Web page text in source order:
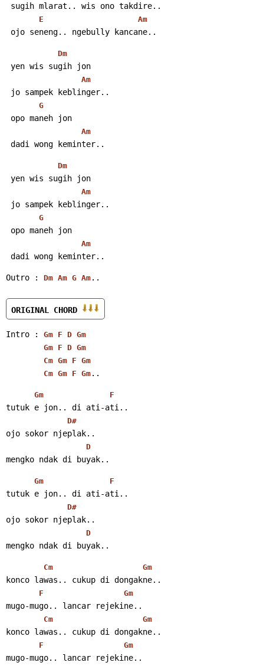
sugih mlarat.. wis ono takdire..
E Am
ojo seneng.. ngebully kancane..
Dm
yen wis sugih jon
Am
jo sampek keblinger..
G
opo maneh jon
Am
dadi wong keminter..
Dm
yen wis sugih jon
Am
jo sampek keblinger..
G
opo maneh jon
Am
dadi wong keminter..
Outro : Dm Am G Am ..
ORIGINAL CHORD
Intro : Gm F D Gm
Gm F D Gm
Cm Gm F Gm
Cm Gm F Gm ..
Gm F
tutuk e jon.. di ati-ati..
D#
ojo sokor njeplak..
D
mengko ndak di buyak..
Gm F
tutuk e jon.. di ati-ati..
D#
ojo sokor njeplak..
D
mengko ndak di buyak..
Cm Gm
konco lawas.. cukup di dongakne..
F Gm
mugo-mugo.. lancar rejekine..
Cm Gm
konco lawas.. cukup di dongakne..
F Gm
mugo-mugo.. lancar rejekine..